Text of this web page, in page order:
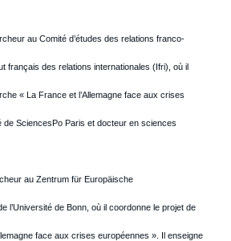
au Comité d’études des relations franco-
français des relations internationales (Ifri), où il
« La France et l’Allemagne face aux crises
de SciencesPo Paris et docteur en sciences
au Zentrum für Europäische
l’Université de Bonn, où il coordonne le projet de
face aux crises européennes ». Il enseigne